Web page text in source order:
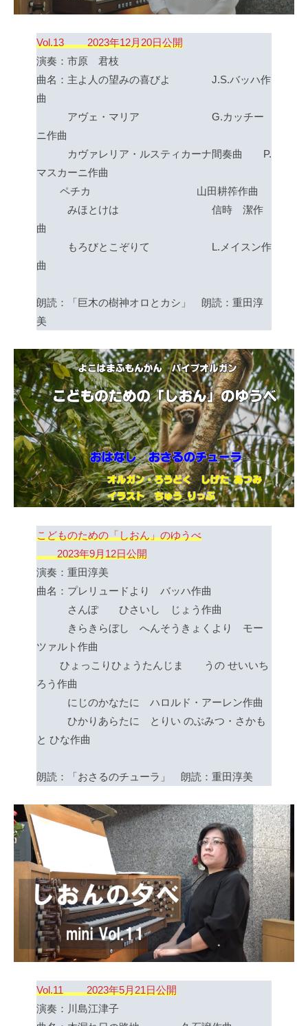
Vol.13 2023年12月20日公開
演奏：市原 君枝
曲名：主よ人の望みの喜びよ J.S.バッハ作
曲
アヴェ・マリア G.カッチー
ニ作曲
カヴァレリア・ルスティカーナ間奏曲 P.
マスカーニ作曲
ペチカ 山田耕筰作曲
みほとけは 信時 潔作
曲
もろびとこぞりて L.メイスン作
曲
朗読：「巨木の樹神オロとカシ」 朗読：重田淳
美
こどものための「しおん」のゆうべ
2023年9月12日公開
演奏：重田淳美
曲名：プレリュードより バッハ作曲
さんぽ ひさいし じょう作曲
きらきらぼし へんそうきょくより モー
ツァルト作曲
ひょっこりひょうたんじま うの せいいち
ろう作曲
にじのかなたに ハロルド・アーレン作曲
ひかりあらたに とりい のぶみつ・さかも
と ひな作曲
朗読：「おさるのチューラ」 朗読：重田淳美
Vol.11 2023年5月21日公開
演奏：川島江津子